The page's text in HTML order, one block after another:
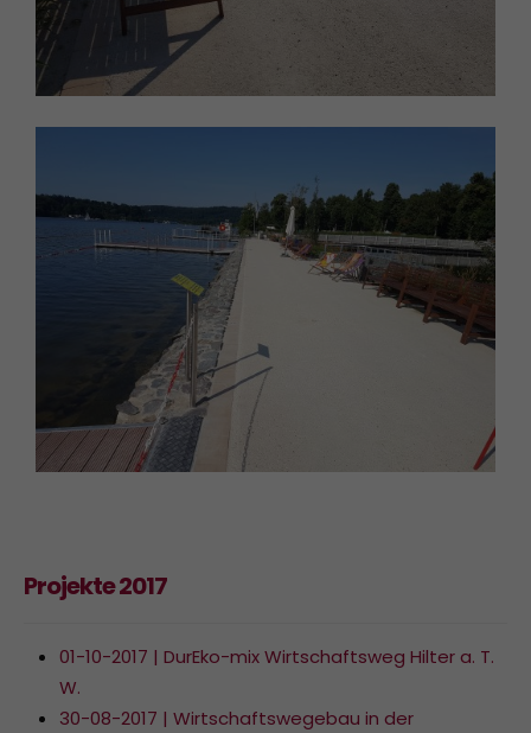
Projekte 2017
01-10-2017 | DurEko-mix Wirtschaftsweg Hilter a. T.
W.
30-08-2017 | Wirtschaftswegebau in der